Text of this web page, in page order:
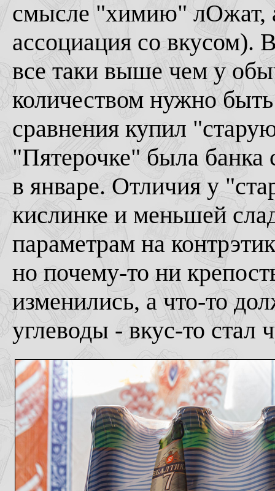
смысле "химию" лОжат,
ассоциация со вкусом).
все таки выше чем у
количеством нужно
сравнения купил
"Пятерочке" была банка
в январе. Отличия у
кислинке и меньшей
параметрам на
но почему-то ни
изменились, а что-то
углеводы - вкус-то стал